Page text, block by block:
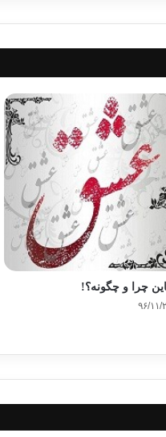
چرا و چگونه؟!
۱۱/۲۵